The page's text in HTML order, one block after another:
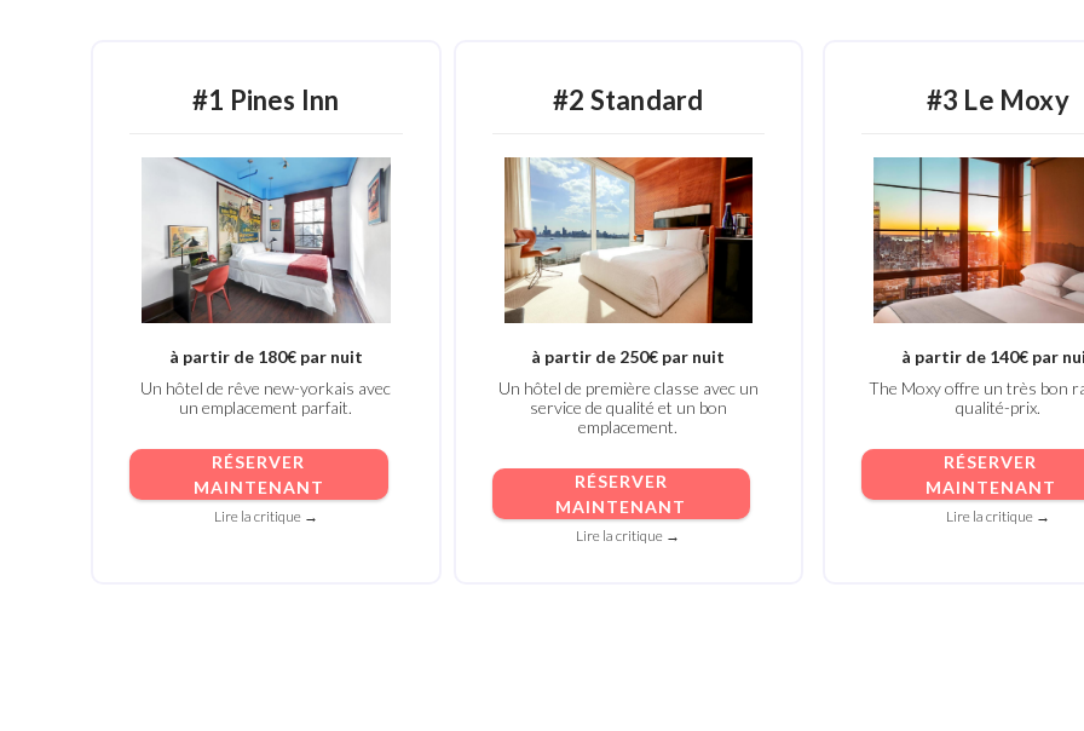
#1 Pines Inn
à partir de 180€ par nuit
Un hôtel de rêve new-yorkais avec
un emplacement parfait.
RÉSERVER
MAINTENANT
Lire la critique →
#2 Standard
à partir de 250€ par nuit
Un hôtel de première classe avec un
service de qualité et un bon
emplacement.
RÉSERVER
MAINTENANT
Lire la critique →
#3 Le Moxy
à partir de 140€ par
The Moxy offre un très bon
qualité-prix.
RÉSERVER
MAINTENANT
Lire la critique →